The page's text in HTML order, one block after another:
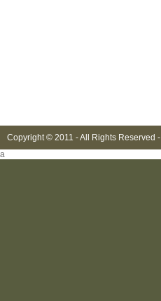
Copyright © 2011 - All Rights Reserved -
a